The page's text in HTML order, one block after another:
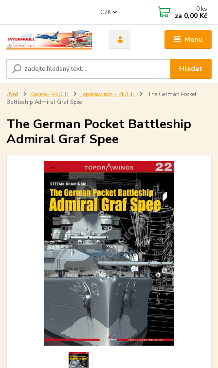
Menu
CZK
Hledat
0 ks
za 0,00 Kč
Úvod Kagero - PL/GB Topdrawings - PL/GB
The German Pocket
Battleship Admiral Graf Spee
The German Pocket Battleship
Admiral Graf Spee